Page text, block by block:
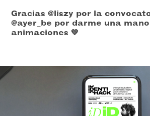
Gracias @liszy por la
@ayer_be por darme una
animaciones ⁣💚